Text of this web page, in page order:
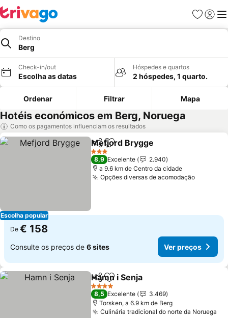
Favoritos
Iniciar
Destino
Berg
Check-in/out
Escolha as datas
Hóspedes e quartos
2 hóspedes, 1 quarto.
Ordenar Filtrar Mapa
Hotéis económicos em Berg, Noruega
Como os pagamentos influenciam os resultados
Escolha popular
PartilharAdicionar aos favoritos
Mefjord Brygge
3 Estrelas
8,9 Excelente
2.940
a 9.6 km de Centro da cidade
Opções diversas de acomodação
De € 158
Consulte os preços de 6 sites Ver preços
PartilharAdicionar aos favoritos
Hamn i Senja
4 Estrelas
8,5 Excelente
3.469
Torsken, a 6.9 km de Berg
Culinária tradicional do norte da Noruega